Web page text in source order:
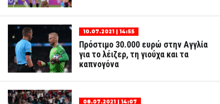
10.07.2021 | 14:55
Πρόστιμο 30.000 ευρώ στην Αγγλία
για το λέιζερ, τη γιούχα και τα
καπνογόνα
08.07.2021 | 14:07